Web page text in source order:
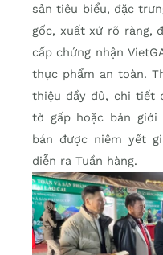
sản tiêu biểu, đặc
gốc, xuất xứ rõ ràng,
cấp chứng nhận
thực phẩm an toàn.
thiệu đầy đủ, chi tiết
tờ gấp hoặc bản
bán được niêm yết
diễn ra Tuần hàng.